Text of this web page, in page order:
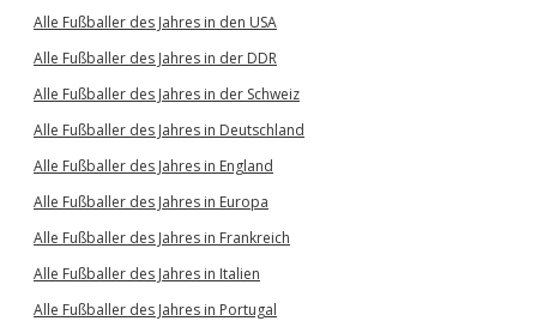
Alle Fußballer des Jahres in den USA
Alle Fußballer des Jahres in der DDR
Alle Fußballer des Jahres in der Schweiz
Alle Fußballer des Jahres in Deutschland
Alle Fußballer des Jahres in England
Alle Fußballer des Jahres in Europa
Alle Fußballer des Jahres in Frankreich
Alle Fußballer des Jahres in Italien
Alle Fußballer des Jahres in Portugal